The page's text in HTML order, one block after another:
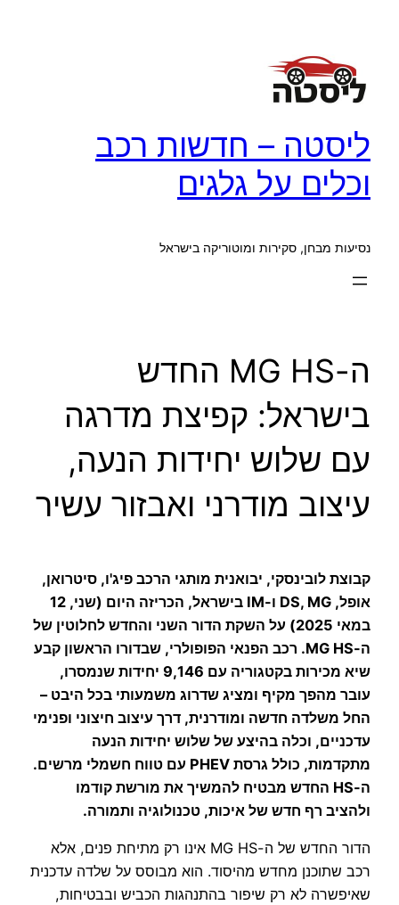
ליסטה – חדשות רכב
וכלים על גלגים
נסיעות מבחן, סקירות ומוטוריקה בישראל
ה-MG HS החדש
בישראל: קפיצת מדרגה
עם שלוש יחידות הנעה,
עיצוב מודרני ואבזור עשיר
קבוצת לובינסקי, יבואנית מותגי הרכב פיג'ו, סיטרואן,
אופל, DS, MG ו-IM בישראל, הכריזה היום (שני, 12
במאי 2025) על השקת הדור השני והחדש לחלוטין של
ה-MG HS. רכב הפנאי הפופולרי, שבדורו הראשון קבע
שיא מכירות בקטגוריה עם 9,146 יחידות שנמסרו,
עובר מהפך מקיף ומציג שדרוג משמעותי בכל היבט –
החל משלדה חדשה ומודרנית, דרך עיצוב חיצוני ופנימי
עדכניים, וכלה בהיצע של שלוש יחידות הנעה
מתקדמות, כולל גרסת PHEV עם טווח חשמלי מרשים.
ה-HS החדש מבטיח להמשיך את מורשת קודמו
ולהציב רף חדש של איכות, טכנולוגיה ותמורה.
הדור החדש של ה-MG HS אינו רק מתיחת פנים, אלא
רכב שתוכנן מחדש מהיסוד. הוא מבוסס על שלדה עדכנית
שאיפשרה לא רק שיפור בהתנהגות הכביש ובבטיחות,